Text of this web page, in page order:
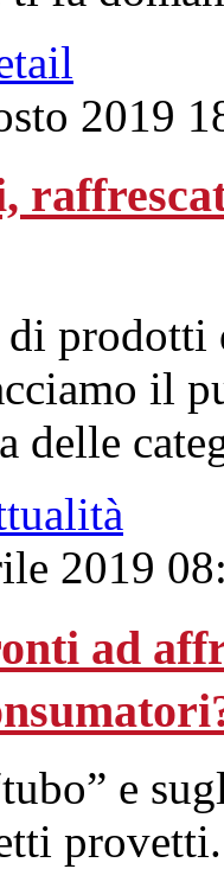
2019
di
il
delle
2019
ad
e
provetti.